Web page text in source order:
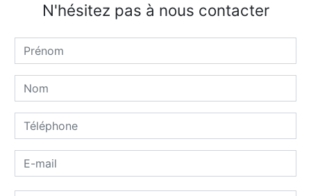
N'hésitez pas à nous contacter